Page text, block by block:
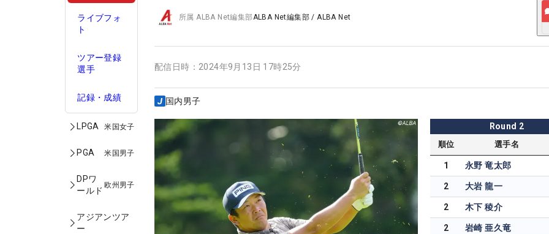
ライブフォ
ト
ツアー登録
選手
記録・成績
LPGA 米国女子
PGA 米国男子
DPワ
ールド
欧州男子
アジアンツア
ー
所属ALBA Net編集部ALBA Net編集部 /ALBA Net
配信日時： 2024年9月13日 17時25分
国内男子
Round 2
順位 選手名
1 永野 竜太郎
2 大岩 龍一
2 木下 稜介
2 岩崎 亜久竜